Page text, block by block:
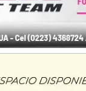
DE E-KART.COM.AR
6